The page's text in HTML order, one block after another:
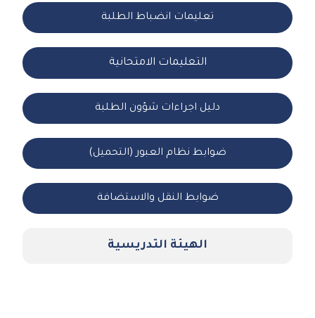
تعليمات انضباط الطلبة
التعليمات الامتحانية
دليل اجراءات شؤون الطلبة
ضوابط نظام العبور (التحميل)
ضوابط النقل والاستضافة
الهيئة التدريسية